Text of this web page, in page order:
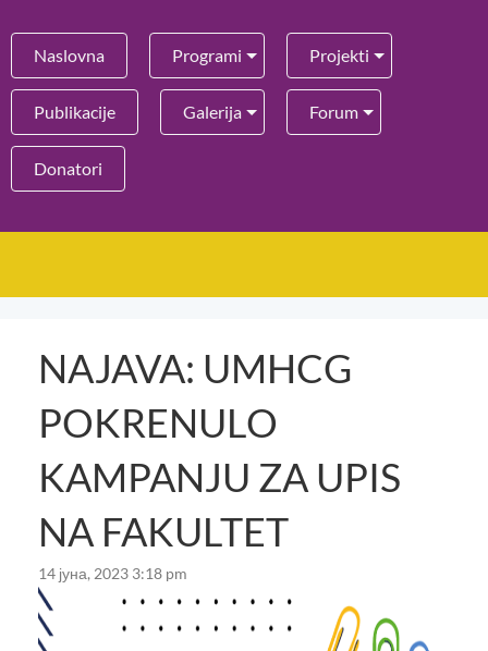
Naslovna Programi Projekti
Publikacije Galerija Forum
Donatori
NAJAVA: UMHCG
POKRENULO
KAMPANJU ZA UPIS
NA FAKULTET
14 јуна, 2023 3:18 pm